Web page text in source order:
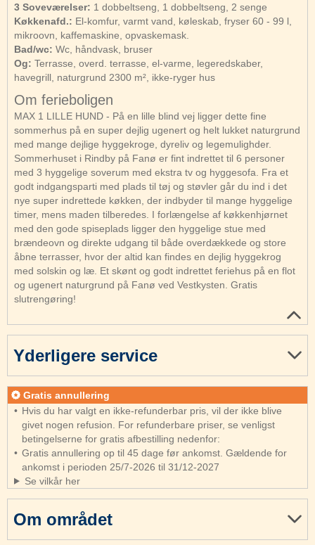
3 Soveværelser: 1 dobbeltseng, 1 dobbeltseng, 2 senge
Køkkenafd.: El-komfur, varmt vand, køleskab, fryser 60 - 99 l,
mikroovn, kaffemaskine, opvaskemask.
Bad/wc: Wc, håndvask, bruser
Og: Terrasse, overd. terrasse, el-varme, legeredskaber,
havegrill, naturgrund 2300 m², ikke-ryger hus
Om ferieboligen
MAX 1 LILLE HUND - På en lille blind vej ligger dette fine
sommerhus på en super dejlig ugenert og helt lukket naturgrund
med mange dejlige hyggekroge, dyreliv og legemulighder.
Sommerhuset i Rindby på Fanø er fint indrettet til 6 personer
med 3 hyggelige soverum med ekstra tv og hyggesofa. Fra et
godt indgangsparti med plads til tøj og støvler går du ind i det
nye super indrettede køkken, der indbyder til mange hyggelige
timer, mens maden tilberedes. I forlængelse af køkkenhjørnet
med den gode spiseplads ligger den hyggelige stue med
brændeovn og direkte udgang til både overdækkede og store
åbne terrasser, hvor der altid kan findes en dejlig hyggekrog
med solskin og læ. Et skønt og godt indrettet feriehus på en flot
og ugenert naturgrund på Fanø ved Vestkysten. Gratis
slutrengøring!
Om området
Yderligere service
Gratis annullering
Hvis du har valgt en ikke-refunderbar pris, vil der ikke blive
givet nogen refusion. For refunderbare priser, se venligst
betingelserne for gratis afbestilling nedenfor:
Gratis annullering op til 45 dage før ankomst. Gældende for
ankomst i perioden 25/7-2026 til 31/12-2027
Se vilkår her